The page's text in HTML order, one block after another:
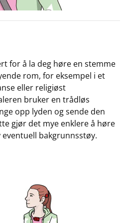
for å la deg høre en stemme
rom, for eksempel i et
eller religiøst
bruker en trådløs
opp lyden og sende den
gjør det mye enklere å høre
eventuell bakgrunnsstøy.